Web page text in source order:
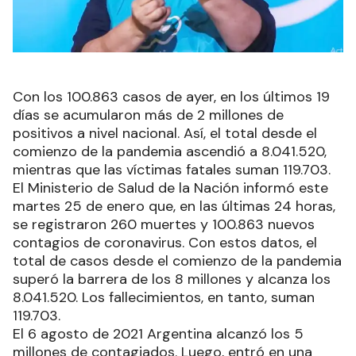
Con los 100.863 casos de ayer, en los últimos 19
días se acumularon más de 2 millones de
positivos a nivel nacional. Así, el total desde el
comienzo de la pandemia ascendió a 8.041.520,
mientras que las víctimas fatales suman 119.703.
El Ministerio de Salud de la Nación informó este
martes 25 de enero que, en las últimas 24 horas,
se registraron 260 muertes y 100.863 nuevos
contagios de coronavirus. Con estos datos, el
total de casos desde el comienzo de la pandemia
superó la barrera de los 8 millones y alcanza los
8.041.520. Los fallecimientos, en tanto, suman
119.703.
El 6 agosto de 2021 Argentina alcanzó los 5